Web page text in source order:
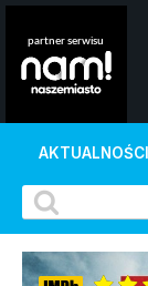
AKTUALNOŚCI